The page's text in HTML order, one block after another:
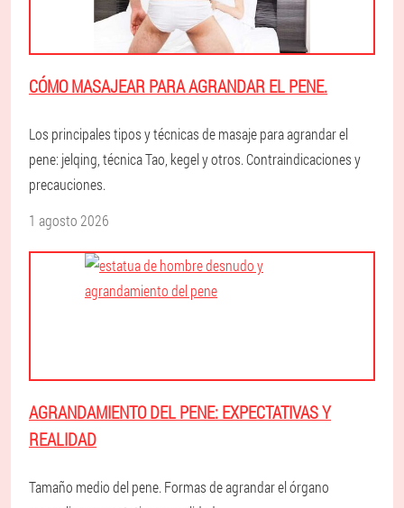
CÓMO MASAJEAR PARA AGRANDAR EL PENE.
Los principales tipos y técnicas de masaje para agrandar el
pene: jelqing, técnica Tao, kegel y otros. Contraindicaciones y
precauciones.
1 agosto 2026
AGRANDAMIENTO DEL PENE: EXPECTATIVAS Y
REALIDAD
Tamaño medio del pene. Formas de agrandar el órgano